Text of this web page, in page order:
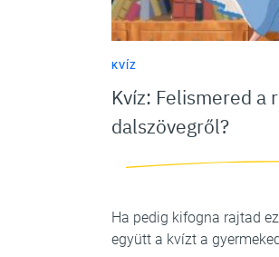
KVÍZ
Kvíz: Felismered a
dalszövegről?
Ha pedig kifogna rajtad
együtt a kvízt a